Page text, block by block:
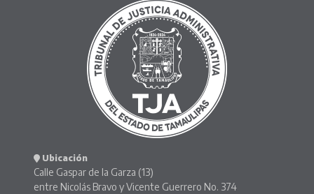
Ubicación
Calle Gaspar de la Garza (13)
entre Nicolás Bravo y Vicente Guerrero No. 374